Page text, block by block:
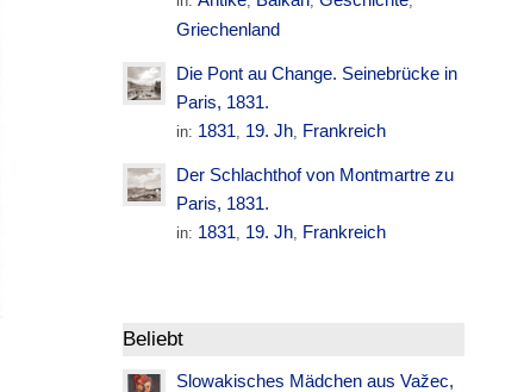
Griechenland
Die Pont au Change. Seinebrücke in
Paris, 1831.
in: 1831, 19. Jh, Frankreich
Der Schlachthof von Montmartre zu
Paris, 1831.
in: 1831, 19. Jh, Frankreich
Beliebt
Slowakisches Mädchen aus Važec,